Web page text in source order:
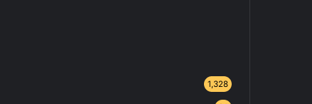
1,328